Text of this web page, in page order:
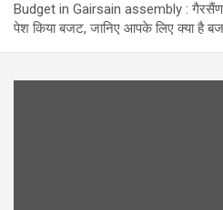
Budget in Gairsain assembly : गैरसैंण
पेश किया बजट, जानिए आपके लिए क्या है